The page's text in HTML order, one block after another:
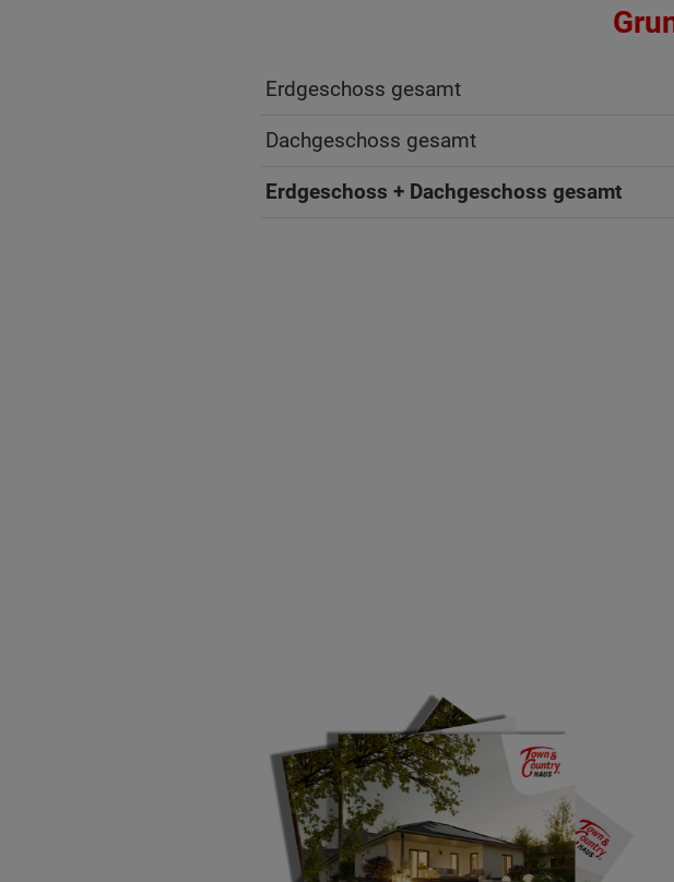
Erdgeschoss gesamt
Dachgeschoss gesamt
Erdgeschoss + Dachgeschoss gesamt